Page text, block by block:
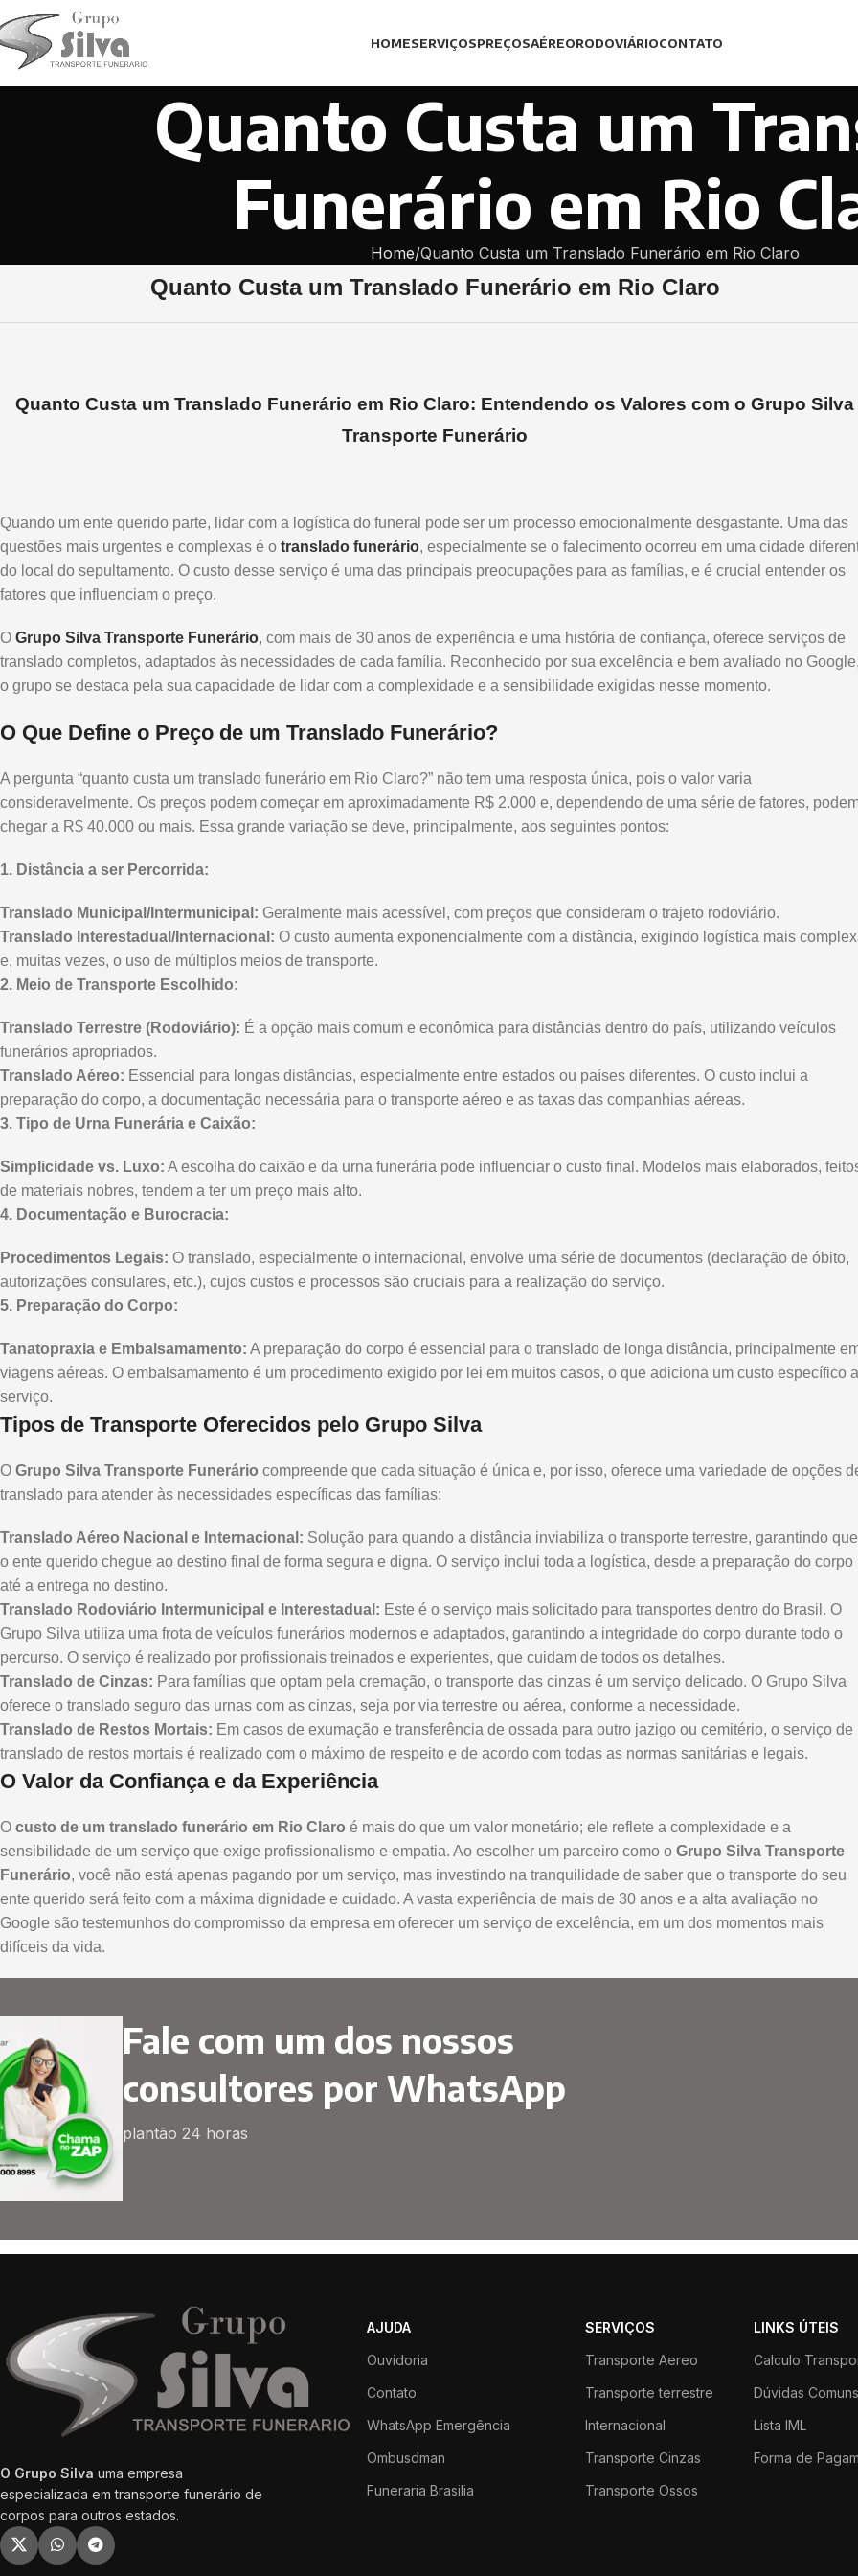
HOMESERVIÇOSPREÇOSAÉREORODOVIÁRIOCONTATO
Quanto Custa um
Funerário em Rio
Home Quanto Custa um Translado Funerário em Rio Claro
Quanto Custa um Translado Funerário em Rio Claro
Quanto Custa um Translado Funerário em Rio Claro: Entendendo os Valores com o Grupo Silva
Transporte Funerário
Quando um ente querido parte, lidar com a logística do funeral pode ser um processo emocionalmente desgastante. Uma das
questões mais urgentes e complexas é o translado funerário, especialmente se o falecimento ocorreu em uma cidade
do local do sepultamento. O custo desse serviço é uma das principais preocupações para as famílias, e é crucial entender os
fatores que influenciam o preço.
O Grupo Silva Transporte Funerário, com mais de 30 anos de experiência e uma história de confiança, oferece serviços de
translado completos, adaptados às necessidades de cada família. Reconhecido por sua excelência e bem avaliado no
o grupo se destaca pela sua capacidade de lidar com a complexidade e a sensibilidade exigidas nesse momento.
O Que Define o Preço de um Translado Funerário?
A pergunta “quanto custa um translado funerário em Rio Claro?” não tem uma resposta única, pois o valor varia
consideravelmente. Os preços podem começar em aproximadamente R$ 2.000 e, dependendo de uma série de fatores,
chegar a R$ 40.000 ou mais. Essa grande variação se deve, principalmente, aos seguintes pontos:
1. Distância a ser Percorrida:
Translado Municipal/Intermunicipal: Geralmente mais acessível, com preços que consideram o trajeto rodoviário.
Translado Interestadual/Internacional: O custo aumenta exponencialmente com a distância, exigindo logística mais
e, muitas vezes, o uso de múltiplos meios de transporte.
2. Meio de Transporte Escolhido:
Translado Terrestre (Rodoviário): É a opção mais comum e econômica para distâncias dentro do país, utilizando veículos
funerários apropriados.
Translado Aéreo: Essencial para longas distâncias, especialmente entre estados ou países diferentes. O custo inclui a
preparação do corpo, a documentação necessária para o transporte aéreo e as taxas das companhias aéreas.
3. Tipo de Urna Funerária e Caixão:
Simplicidade vs. Luxo: A escolha do caixão e da urna funerária pode influenciar o custo final. Modelos mais elaborados,
de materiais nobres, tendem a ter um preço mais alto.
4. Documentação e Burocracia:
Procedimentos Legais: O translado, especialmente o internacional, envolve uma série de documentos (declaração de óbito,
autorizações consulares, etc.), cujos custos e processos são cruciais para a realização do serviço.
5. Preparação do Corpo:
Tanatopraxia e Embalsamamento: A preparação do corpo é essencial para o translado de longa distância, principalmente
viagens aéreas. O embalsamamento é um procedimento exigido por lei em muitos casos, o que adiciona um custo específico
serviço.
Tipos de Transporte Oferecidos pelo Grupo Silva
O Grupo Silva Transporte Funerário compreende que cada situação é única e, por isso, oferece uma variedade de opções
translado para atender às necessidades específicas das famílias:
Translado Aéreo Nacional e Internacional: Solução para quando a distância inviabiliza o transporte terrestre, garantindo que
o ente querido chegue ao destino final de forma segura e digna. O serviço inclui toda a logística, desde a preparação do corpo
até a entrega no destino.
Translado Rodoviário Intermunicipal e Interestadual: Este é o serviço mais solicitado para transportes dentro do Brasil. O
Grupo Silva utiliza uma frota de veículos funerários modernos e adaptados, garantindo a integridade do corpo durante todo o
percurso. O serviço é realizado por profissionais treinados e experientes, que cuidam de todos os detalhes.
Translado de Cinzas: Para famílias que optam pela cremação, o transporte das cinzas é um serviço delicado. O Grupo Silva
oferece o translado seguro das urnas com as cinzas, seja por via terrestre ou aérea, conforme a necessidade.
Translado de Restos Mortais: Em casos de exumação e transferência de ossada para outro jazigo ou cemitério, o serviço de
translado de restos mortais é realizado com o máximo de respeito e de acordo com todas as normas sanitárias e legais.
O Valor da Confiança e da Experiência
O custo de um translado funerário em Rio Claro é mais do que um valor monetário; ele reflete a complexidade e a
sensibilidade de um serviço que exige profissionalismo e empatia. Ao escolher um parceiro como o Grupo Silva Transporte
Funerário, você não está apenas pagando por um serviço, mas investindo na tranquilidade de saber que o transporte do seu
ente querido será feito com a máxima dignidade e cuidado. A vasta experiência de mais de 30 anos e a alta avaliação no
Google são testemunhos do compromisso da empresa em oferecer um serviço de excelência, em um dos momentos mais
difíceis da vida.
Fale com um dos nossos
consultores por WhatsApp
plantão 24 horas
O Grupo Silva uma empresa
especializada em transporte funerário de
corpos para outros estados.
AJUDA
Ouvidoria
Contato
WhatsApp Emergência
Ombusdman
Funeraria Brasilia
SERVIÇOS
Transporte Aereo
Transporte terrestre
Internacional
Transporte Cinzas
Transporte Ossos
LINKS ÚTEIS
Calculo
Dúvidas Comuns
Lista IML
Forma de